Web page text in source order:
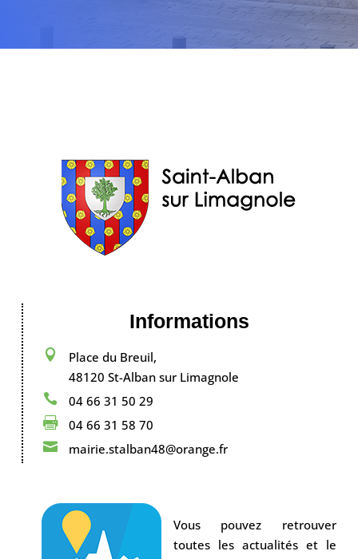
Informations

Place du Breuil,
48120 St-Alban sur Limagnole
 04 66 31 50 29
 04 66 31 58 70
 mairie.stalban48@orange.fr
Vous pouvez retrouver
toutes les actualités et le